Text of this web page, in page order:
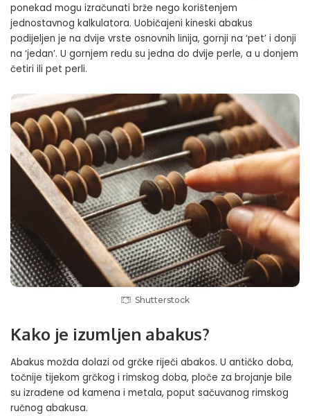
ponekad mogu izračunati brže nego korištenjem
jednostavnog kalkulatora. Uobičajeni kineski abakus
podijeljen je na dvije vrste osnovnih linija, gornji na ‘pet’ i donji
na ‘jedan’. U gornjem redu su jedna do dvije perle, a u donjem
četiri ili pet perli.
Shutterstock
Kako je izumljen abakus?
Abakus možda dolazi od grčke riječi abakos. U antičko doba,
točnije tijekom grčkog i rimskog doba, ploče za brojanje bile
su izrađene od kamena i metala, poput sačuvanog rimskog
ručnog abakusa.